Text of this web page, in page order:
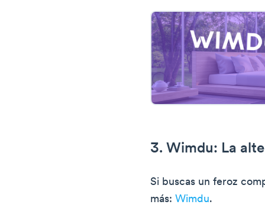
3. Wimdu: La
Si buscas un feroz
más:Wimdu.